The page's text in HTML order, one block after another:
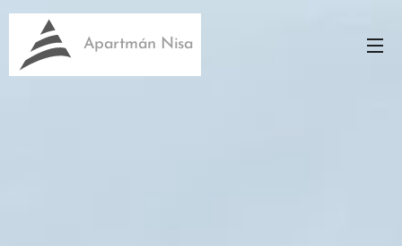
Apartmán Nisa